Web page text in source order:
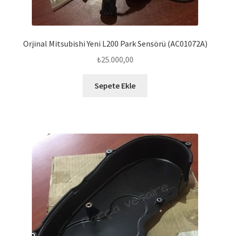
Orjinal Mitsubishi Yeni L200 Park Sensörü (AC01072A)
₺25.000,00
Sepete Ekle